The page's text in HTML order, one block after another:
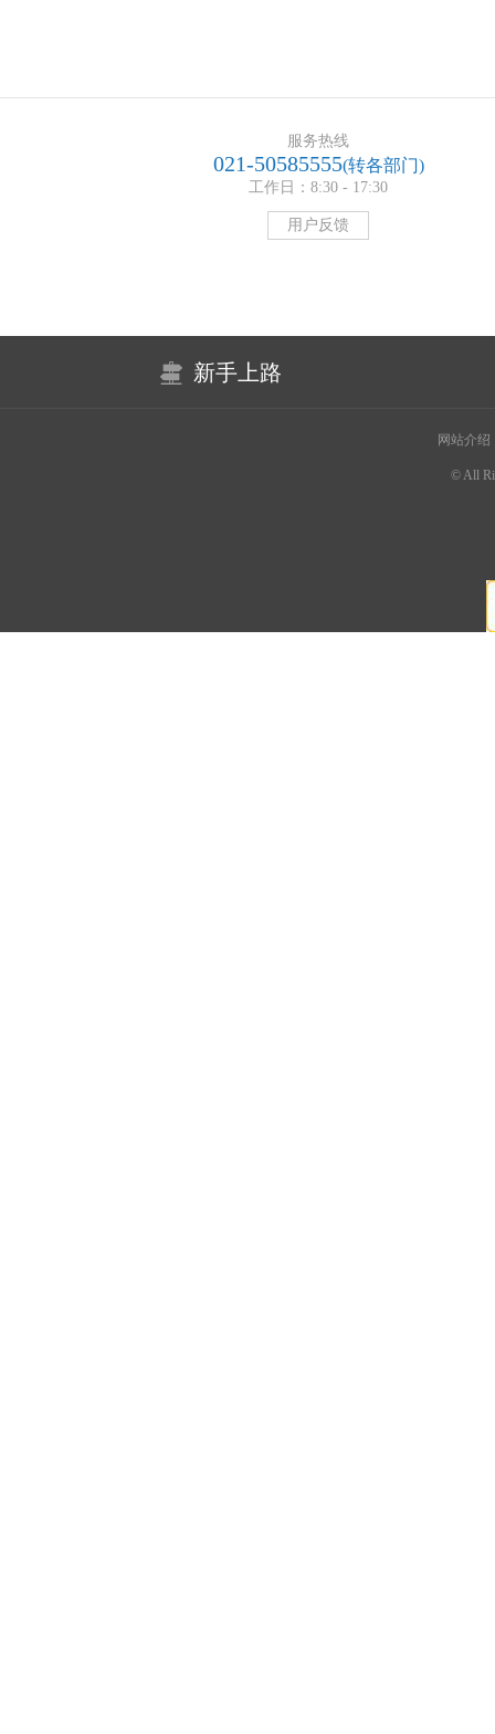
服务热线
021-50585555(转各部门)
工作日：8:30 - 17:30
用户反馈
新手上路
网站介绍
© All